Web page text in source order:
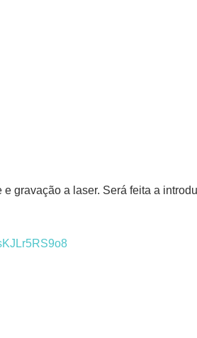
gravação a laser. Será feita a